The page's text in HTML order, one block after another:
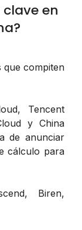
en
que compiten
Tencent
y China
de anunciar
cálculo para
Biren,